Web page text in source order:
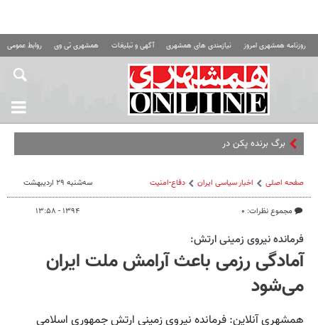
روزنامه همشهری امروز نیازمندی های همشهری آگهی و تبلیغات همشهری تی وی روابط عمومی
برگ برنده پکن در نبردهای در
صفحه اصلی اخبار سیاسی ایران دفاع-امنیت
مجموع نظرات: ۰
سه‌شنبه ۲۹ اردیبهشت
۱۳۹۴ - ۱۳:۵۸
فرمانده نیروی زمینی ارتش:
آمادگی رزمی باعث آرامش ملت ایران
می‌شود
همشهری آنلاین: فرمانده نیروی زمینی ارتش جمهوری اسلامی